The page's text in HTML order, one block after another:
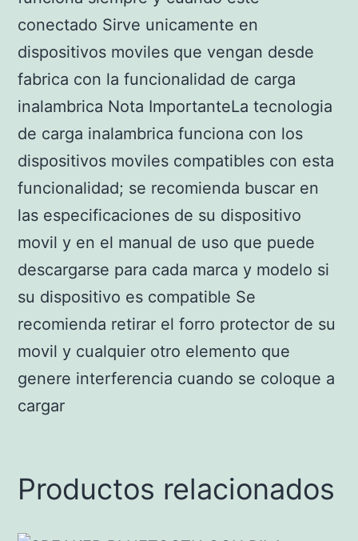
conectado Sirve unicamente en
dispositivos moviles que vengan desde
fabrica con la funcionalidad de carga
inalambrica Nota ImportanteLa tecnologia
de carga inalambrica funciona con los
dispositivos moviles compatibles con esta
funcionalidad; se recomienda buscar en
las especificaciones de su dispositivo
movil y en el manual de uso que puede
descargarse para cada marca y modelo si
su dispositivo es compatible Se
recomienda retirar el forro protector de su
movil y cualquier otro elemento que
genere interferencia cuando se coloque a
cargar
Productos relacionados